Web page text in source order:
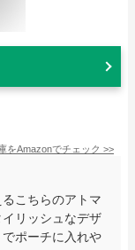
をAmazonでチェック >>
こちらのアトマ
リッシュなデザ
ポーチに入れや